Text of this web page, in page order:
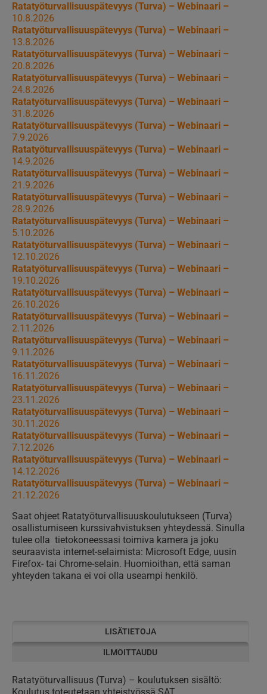
Ratatyöturvallisuuspätevyys (Turva) – Webinaari –
10.8.2026
Ratatyöturvallisuuspätevyys (Turva) – Webinaari –
13.8.2026
Ratatyöturvallisuuspätevyys (Turva) – Webinaari –
20.8.2026
Ratatyöturvallisuuspätevyys (Turva) – Webinaari –
24.8.2026
Ratatyöturvallisuuspätevyys (Turva) – Webinaari –
31.8.2026
Ratatyöturvallisuuspätevyys (Turva) – Webinaari –
7.9.2026
Ratatyöturvallisuuspätevyys (Turva) – Webinaari –
14.9.2026
Ratatyöturvallisuuspätevyys (Turva) – Webinaari –
21.9.2026
Ratatyöturvallisuuspätevyys (Turva) – Webinaari –
28.9.2026
Ratatyöturvallisuuspätevyys (Turva) – Webinaari –
5.10.2026
Ratatyöturvallisuuspätevyys (Turva) – Webinaari –
12.10.2026
Ratatyöturvallisuuspätevyys (Turva) – Webinaari –
19.10.2026
Ratatyöturvallisuuspätevyys (Turva) – Webinaari –
26.10.2026
Ratatyöturvallisuuspätevyys (Turva) – Webinaari –
2.11.2026
Ratatyöturvallisuuspätevyys (Turva) – Webinaari –
9.11.2026
Ratatyöturvallisuuspätevyys (Turva) – Webinaari –
16.11.2026
Ratatyöturvallisuuspätevyys (Turva) – Webinaari –
23.11.2026
Ratatyöturvallisuuspätevyys (Turva) – Webinaari –
30.11.2026
Ratatyöturvallisuuspätevyys (Turva) – Webinaari –
7.12.2026
Ratatyöturvallisuuspätevyys (Turva) – Webinaari –
14.12.2026
Ratatyöturvallisuuspätevyys (Turva) – Webinaari –
21.12.2026
Saat ohjeet Ratatyöturvallisuuskoulutukseen (Turva)
osallistumiseen kurssivahvistuksen yhteydessä. Sinulla
tulee olla tietokoneessasi toimiva kamera ja joku
seuraavista internet-selaimista: Microsoft Edge, uusin
Firefox- tai Chrome-selain. Huomioithan, että saman
yhteyden takana ei voi olla useampi henkilö.
LISÄTIETOJA
ILMOITTAUDU
Ratatyöturvallisuus (Turva) – koulutuksen sisältö: